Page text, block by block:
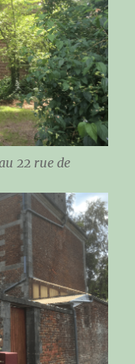
22 rue de